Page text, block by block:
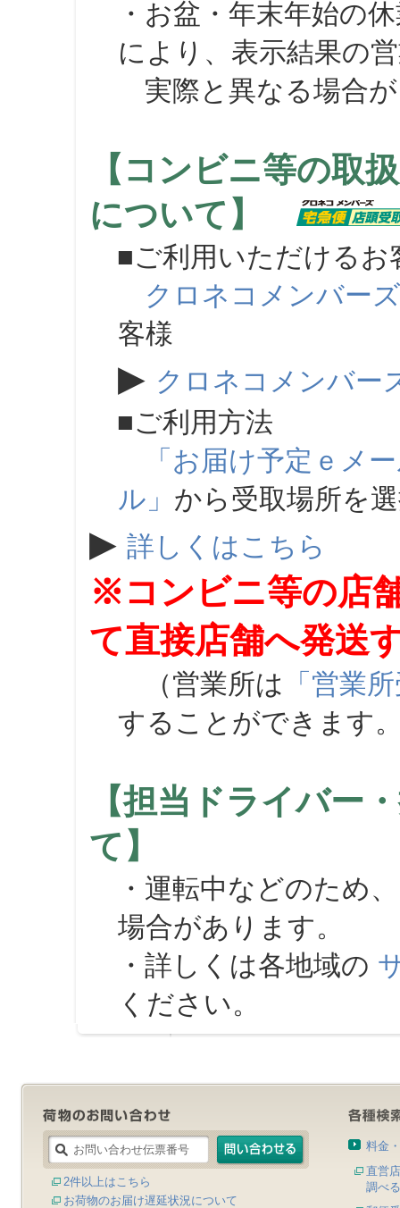
・お盆・年末年始の
により、表示結果の
実際と異なる場合が
【コンビニ等の取
について】
■ご利用いただけるお
クロネコメンバーズ
客様
▶ クロネコメンバー
■ご利用方法
「お届け予定ｅメ
ル」 から受取場所を
▶ 詳しくはこちら
※コンビニ等の店
て直接店舗へ発送
（営業所は 「営業
することができます
【担当ドライバー
て】
・運転中などのため
場合があります。
・詳しくは各地域の
ください。
2件以上はこちら
お荷物のお届け遅延状況について
料金
直営
調べる